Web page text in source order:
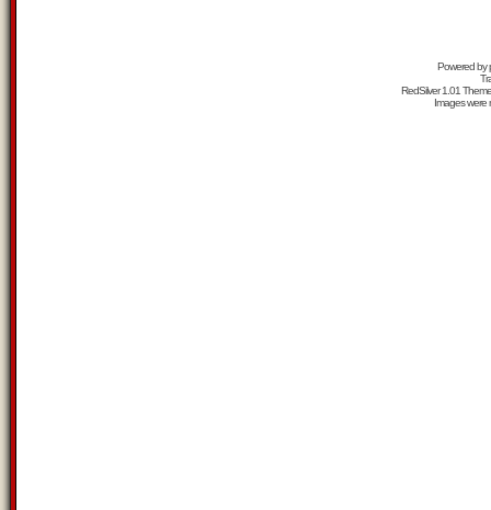
Powered by
RedSilver 1.01
Images were